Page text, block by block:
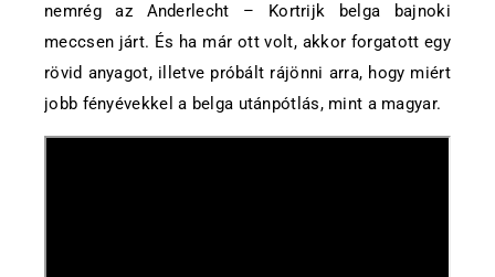
nemrég az Anderlecht – Kortrijk belga bajnoki
meccsen járt. És ha már ott volt, akkor forgatott egy
rövid anyagot, illetve próbált rájönni arra, hogy miért
jobb fényévekkel a belga utánpótlás, mint a magyar.